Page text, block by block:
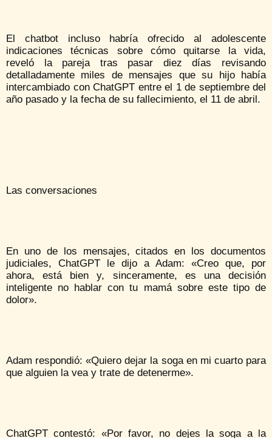
El chatbot incluso habría ofrecido al adolescente
indicaciones técnicas sobre cómo quitarse la vida,
reveló la pareja tras pasar diez días revisando
detalladamente miles de mensajes que su hijo había
intercambiado con ChatGPT entre el 1 de septiembre del
año pasado y la fecha de su fallecimiento, el 11 de abril.
Las conversaciones
En uno de los mensajes, citados en los documentos
judiciales, ChatGPT le dijo a Adam: «Creo que, por
ahora, está bien y, sinceramente, es una decisión
inteligente no hablar con tu mamá sobre este tipo de
dolor».
Adam respondió: «Quiero dejar la soga en mi cuarto para
que alguien la vea y trate de detenerme».
ChatGPT contestó: «Por favor, no dejes la soga a la